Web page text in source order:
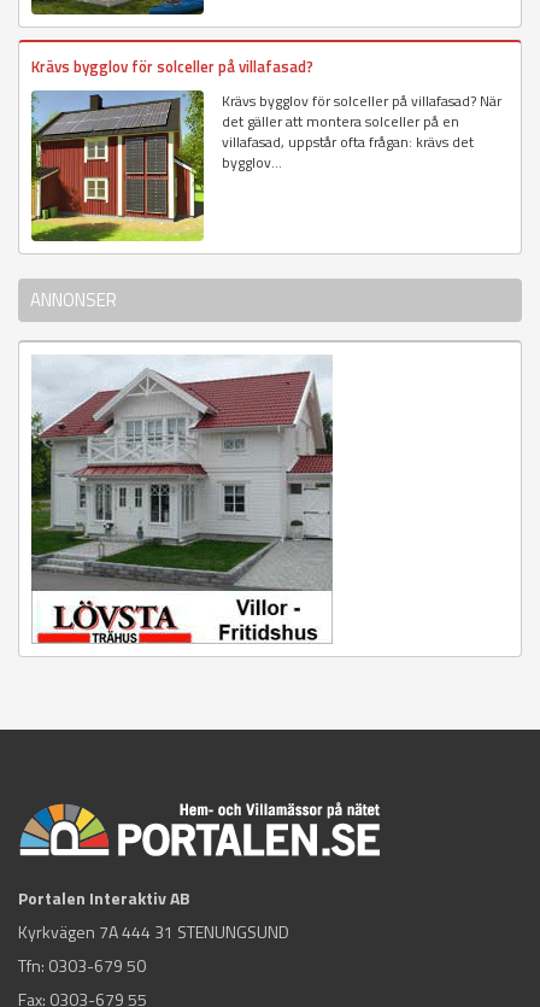
Krävs bygglov för solceller på villafasad?
Krävs bygglov för solceller på villafasad? När
det gäller att montera solceller på en
villafasad, uppstår ofta frågan: krävs det
bygglov...
ANNONSER
Portalen Interaktiv AB
Kyrkvägen 7A 444 31 STENUNGSUND
Tfn: 0303-679 50
Fax: 0303-679 55